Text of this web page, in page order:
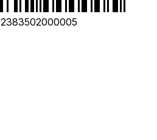
2383502000005